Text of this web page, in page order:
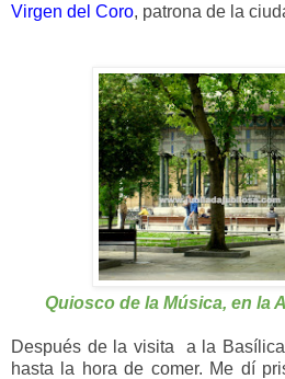
Virgen del Coro, patrona de la
Quiosco de la Música, en la
Después de la visita
a la
hasta la hora de comer. Me dí